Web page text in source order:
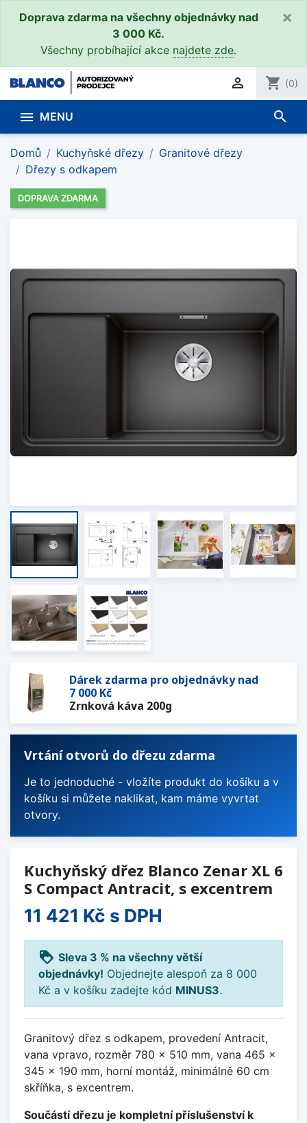
Doprava zdarma na všechny objednávky nad
3 000 Kč.
Všechny probíhající akce najdete zde.
×
 shopping_cart (0)
 MENU search
Domů Kuchyňské dřezy
Granitové dřezy
Dřezy s odkapem
DOPRAVA ZDARMA
Dárek zdarma pro objednávky nad
7 000 Kč
Zrnková káva 200g
Vrtání otvorů do dřezu zdarma
Je to jednoduché - vložíte produkt do košíku a v
košíku si můžete naklikat, kam máme vyvrtat
otvory.
Kuchyňský dřez Blanco Zenar XL 6
S Compact Antracit, s excentrem
11 421 Kč s DPH
loyalty Sleva 3 % na všechny větší
objednávky! Objednejte alespoň za 8 000
Kč a v košíku zadejte kód MINUS3.
Granitový dřez s odkapem, provedení Antracit,
vana vpravo, rozměr 780 x 510 mm, vana 465 x
345 x 190 mm, horní montáž, minimálně 60 cm
skříňka, s excentrem.
Součástí dřezu je kompletní příslušenství k